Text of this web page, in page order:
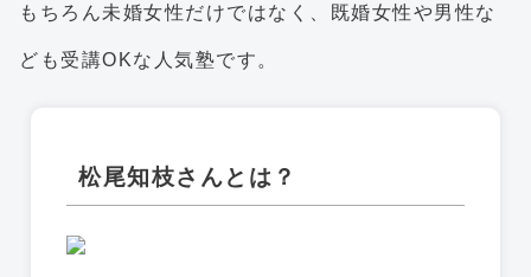
もちろん未婚女性だけではなく、既婚女性や男性な
ども受講OKな人気塾です。
松尾知枝さんとは？